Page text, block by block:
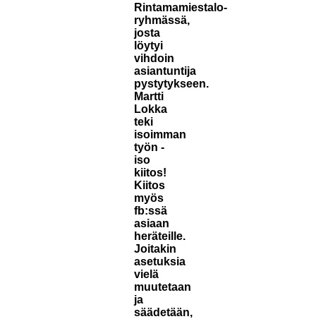
Rintamamiestalo-
ryhmässä,
josta
löytyi
vihdoin
asiantuntija
pystytykseen.
Martti
Lokka
teki
isoimman
työn -
iso
kiitos!
Kiitos
myös
fb:ssä
asiaan
heräteille.
Joitakin
asetuksia
vielä
muutetaan
ja
säädetään,